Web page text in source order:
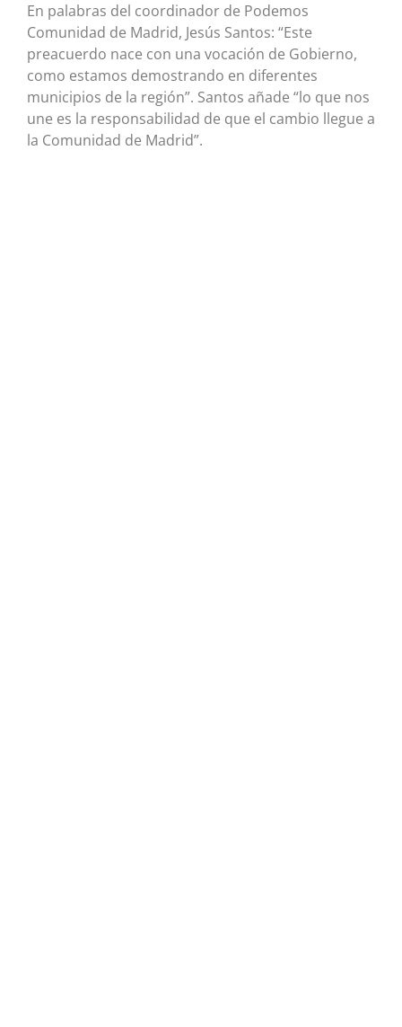
En palabras del coordinador de Podemos
Comunidad de Madrid, Jesús Santos: “Este
preacuerdo nace con una vocación de Gobierno,
como estamos demostrando en diferentes
municipios de la región”. Santos añade “lo que nos
une es la responsabilidad de que el cambio llegue a
la Comunidad de Madrid”.